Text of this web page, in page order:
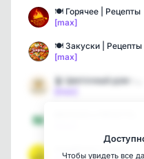
🍽️ Горячее | Рецепты
[max]
🍽️ Закуски | Рецепты
[max]
Чтобы увидеть все